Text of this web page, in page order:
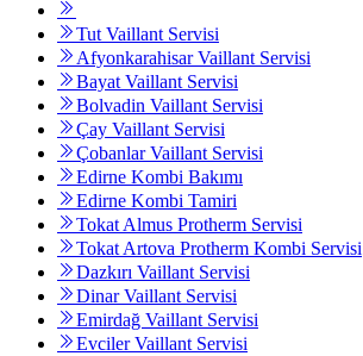
Tut Vaillant Servisi
Afyonkarahisar Vaillant Servisi
Bayat Vaillant Servisi
Bolvadin Vaillant Servisi
Çay Vaillant Servisi
Çobanlar Vaillant Servisi
Edirne Kombi Bakımı
Edirne Kombi Tamiri
Tokat Almus Protherm Servisi
Tokat Artova Protherm Kombi Servisi
Dazkırı Vaillant Servisi
Dinar Vaillant Servisi
Emirdağ Vaillant Servisi
Evciler Vaillant Servisi